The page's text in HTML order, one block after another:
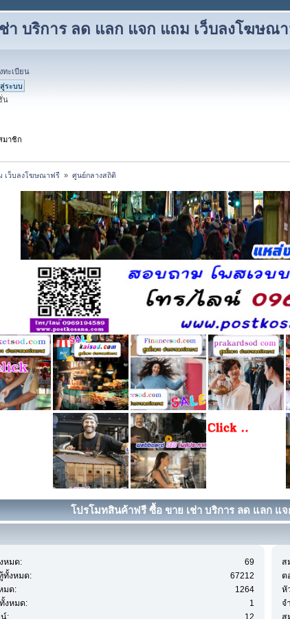
า บริการ ลด แลก แจก แถม เว็บลงโฆษณ
ทะเบียน
น
มาชิก
เว็บลงโฆษณาฟรี » ศูนย์กลางสถิติ
โปรโมทสินค้าฟรี ซื้อ ขาย เช่า บริการ ลด แลก แ
หมด:
69
ทั้งหมด:
67212
มด:
1264
งหมด:
1
:
12
ส
ต
หั
จ
ส